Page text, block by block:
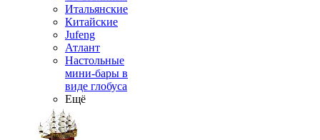
Итальянские
Китайские
Jufeng
Атлант
Настольные
мини-бары в
виде глобуса
Ещё